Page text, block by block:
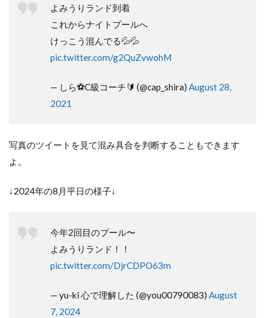
よみうりランド到着
これからナイトプールへ
けっこう混んでる💦💦
pic.twitter.com/g2QuZvwohM
— しら⚽C級コーチ🔰 (@cap_shira) August 28,
2021
写真のツイートを見て混み具合を判断することもできます
よ。
↓2024年の8月平日の様子↓
今年2回目のプール〜
よみうりランド！！
pic.twitter.com/DjrCDPO63m
— yu-ki 心で理解した (@you00790083) August
7, 2024